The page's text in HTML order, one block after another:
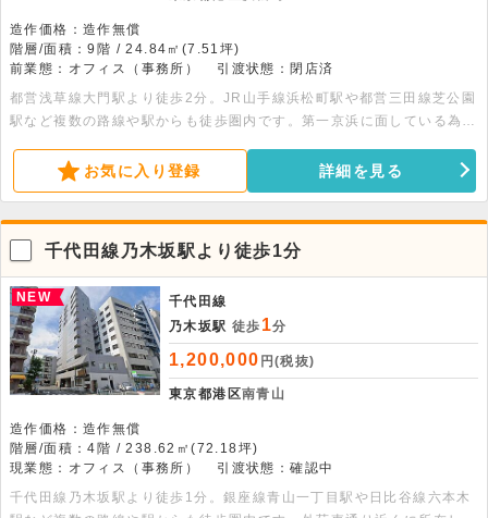
造作価格：造作無償
階層/面積：9階 / 24.84㎡(7.51坪)
前業態：オフィス（事務所）
引渡状態：閉店済
都営浅草線大門駅より徒歩2分。JR山手線浜松町駅や都営三田線芝公園
駅など複数の路線や駅からも徒歩圏内です。第一京浜に面している為、
お気に入り登録 詳細を見る
千代田線乃木坂駅より徒歩1分
NEW
千代田線
乃木坂駅 徒歩 1分
1,200,000 円(税抜)
東京都港区南青山
造作価格：造作無償
階層/面積：4階 / 238.62㎡(72.18坪)
現業態：オフィス（事務所）
引渡状態：確認中
千代田線乃木坂駅より徒歩1分。銀座線青山一丁目駅や日比谷線六本木